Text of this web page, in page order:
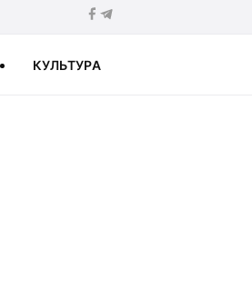
КУЛЬТУРА